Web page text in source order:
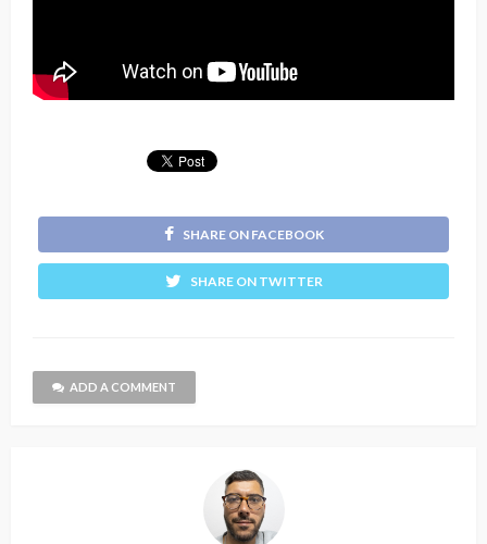
SHARE ON FACEBOOK
SHARE ON TWITTER
ADD A COMMENT